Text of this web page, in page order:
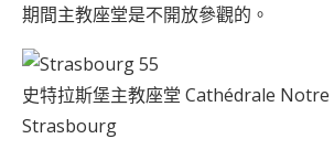
期間主教座堂是不開放參觀的。
史特拉斯堡主教座堂 Cathédrale Notre
Strasbourg